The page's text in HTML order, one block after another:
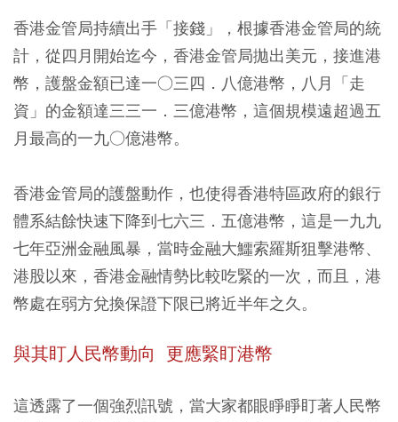
香港金管局持續出手「接錢」，根據香港金管局的統
計，從四月開始迄今，香港金管局拋出美元，接進港
幣，護盤金額已達一○三四．八億港幣，八月「走
資」的金額達三三一．三億港幣，這個規模遠超過五
月最高的一九○億港幣。
香港金管局的護盤動作，也使得香港特區政府的銀行
體系結餘快速下降到七六三．五億港幣，這是一九九
七年亞洲金融風暴，當時金融大鱷索羅斯狙擊港幣、
港股以來，香港金融情勢比較吃緊的一次，而且，港
幣處在弱方兌換保證下限已將近半年之久。
與其盯人民幣動向 更應緊盯港幣
這透露了一個強烈訊號，當大家都眼睜睜盯著人民幣